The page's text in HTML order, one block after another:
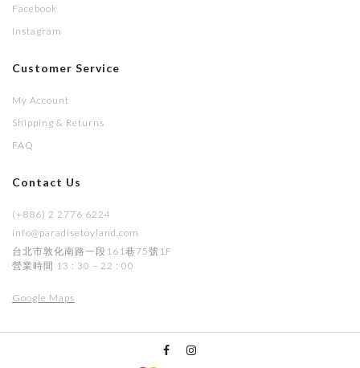
Facebook
Instagram
Customer Service
My Account
Shipping & Returns
FAQ
Contact Us
(+886) 2 2776 6224
info@paradisetoyland.com
台北市敦化南路一段161巷75號1F
營業時間 13 : 30 – 22 : 00
Google Maps